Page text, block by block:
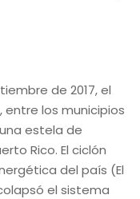
de 2017, el
entre los municipios
estela de
Rico. El ciclón
del país (El
el sistema